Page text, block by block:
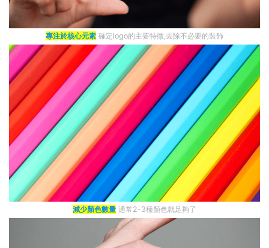
專注於核心元素 確定logo的主要特徵,去除不必要的裝飾
減少顏色數量 通常2-3種顏色就足夠了